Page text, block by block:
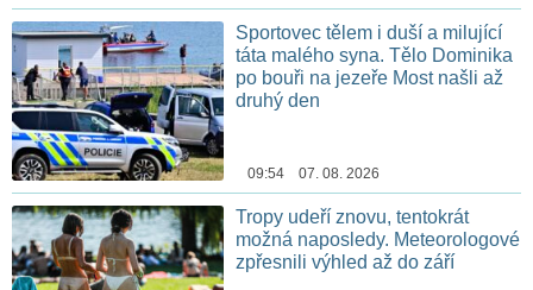
Sportovec tělem i duší a milující
táta malého syna. Tělo Dominika
po bouři na jezeře Most našli až
druhý den
09:54 07. 08. 2026
Tropy udeří znovu, tentokrát
možná naposledy. Meteorologové
zpřesnili výhled až do září